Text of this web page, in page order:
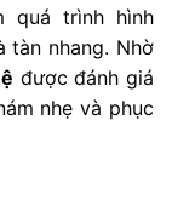
quá trình hình
tàn nhang. Nhờ
được đánh giá
nhẹ và phục